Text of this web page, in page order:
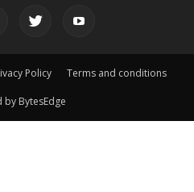
Policy Terms and conditions
by BytesEdge